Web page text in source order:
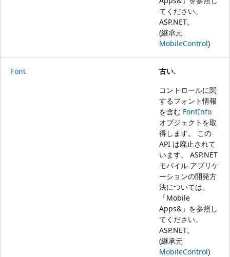
てください。
ASP.NET。
(継承元
MobileControl)
Font
古い.
コントロールに関
するフォント情報
を含む FontInfo
オブジェクトを取
得します。 この
API は廃止されて
います。 ASP.NET
モバイル アプリケ
ーションの開発方
法については、
「Mobile
Apps&」を参照し
てください。
ASP.NET。
(継承元
MobileControl)